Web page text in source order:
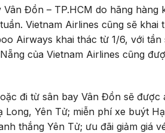
Đồn – TP.HCM do hãng
Vietnam Airlines cũng sẽ
Airways khai thác từ 1/6, với
của Vietnam Airlines cũng
đi từ sân bay Vân Đồn sẽ
Long, Yên Tử; miễn phí xe buýt
thắng Yên Tử; ưu đãi giảm giá